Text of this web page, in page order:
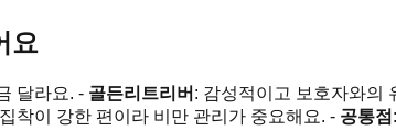
요
달라요. - 골든리트리버 : 감성적이고 보호자와의
착이 강한 편이라 비만 관리가 중요해요. - 공통점